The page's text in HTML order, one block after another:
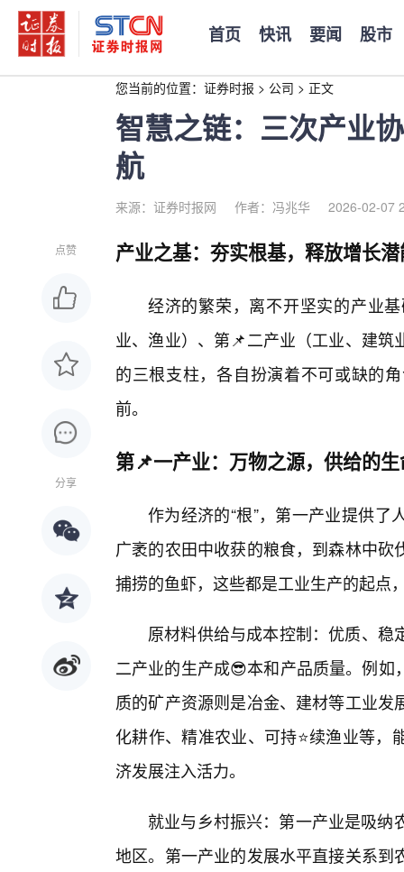
首页 快讯 要闻 股市
您当前的位置： 证券时报 > 公司 > 正文
智慧之链：三次产业
航
来源：证券时报网 作者：冯兆华 2026-02-07
点赞
分享
产业之基：夯实根基，释放增长
经济的繁荣，离不开坚实的产业
业、渔业）、第📌二产业（工业、建
的三根支柱，各自扮演着不可或缺的
前。
第📌一产业：万物之源，供给的
作为经济的“根”，第一产业提供
广袤的农田中收获的粮食，到森林中
捕捞的鱼虾，这些都是工业生产的起点
原材料供给与成本控制：优质、
二产业的生产成😎本和产品质量。例
质的矿产资源则是冶金、建材等工业
化耕作、精准农业、可持⭐续渔业等
济发展注入活力。
就业与乡村振兴：第一产业是吸
地区。第一产业的发展水平直接关系